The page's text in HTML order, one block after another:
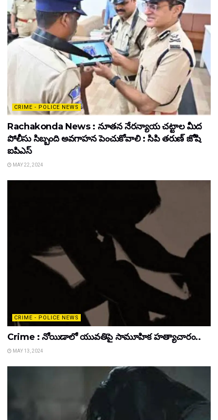
CRIME - POLICE NEWS
Rachakonda News : నూతన నేరన్యాయ చట్టాల మీద
పోలీసు సిబ్బంది అవగాహన పెంచుకోవాలి : సిపి తరుణ్ జోషి
ఐపిఎస్
MAY 22, 2024
CRIME - POLICE NEWS
Crime : నోయిడాలో యువతిపై సామూహిక హత్యాచారం..
MAY 13, 2024